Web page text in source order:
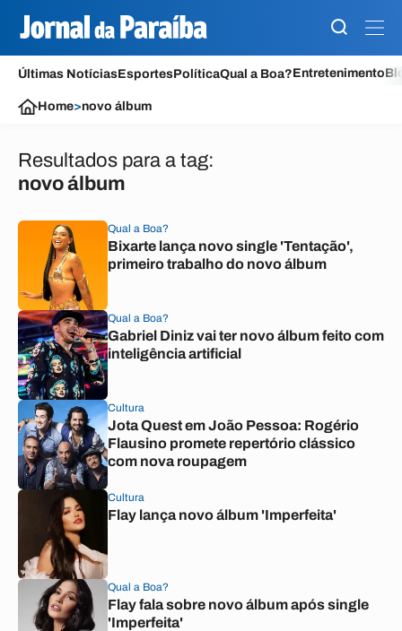
Últimas NotíciasEsportesPolíticaQual a Boa?Entretenimento
Home>novo álbum
Resultados para a tag:
novo álbum
Qual a Boa?
Bixarte lança novo single 'Tentação',
primeiro trabalho do novo álbum
Qual a Boa?
Gabriel Diniz vai ter novo álbum feito com
inteligência artificial
Cultura
Jota Quest em João Pessoa: Rogério
Flausino promete repertório clássico
com nova roupagem
Cultura
Flay lança novo álbum 'Imperfeita'
Qual a Boa?
Flay fala sobre novo álbum após single
'Imperfeita'